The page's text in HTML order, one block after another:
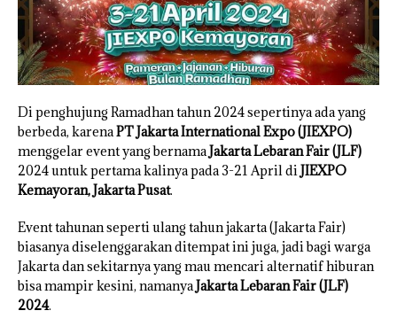
Di penghujung Ramadhan tahun 2024 sepertinya ada yang
berbeda, karenaPT Jakarta International Expo (JIEXPO)
menggelar event yang bernamaJakarta Lebaran Fair (JLF)
2024 untuk pertama kalinya pada 3-21 April diJIEXPO
Kemayoran, Jakarta Pusat.
Event tahunan seperti ulang tahun jakarta (Jakarta Fair)
biasanya diselenggarakan ditempat ini juga, jadi bagi warga
Jakarta dan sekitarnya yang mau mencari alternatif hiburan
bisa mampir kesini, namanyaJakarta Lebaran Fair (JLF)
2024.